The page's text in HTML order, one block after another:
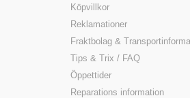
Köpvillkor
Reklamationer
Fraktbolag &
Tips & Trix / FAQ
Öppettider
Reparations information